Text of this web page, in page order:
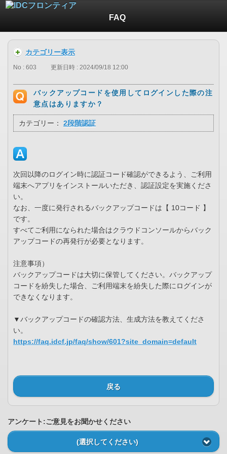
FAQ
カテゴリー表示
No : 603 更新日時 : 2024/09/18 12:00
バックアップコードを使用してログインした際の注
意点はありますか？
カテゴリー： 2段階認証
次回以降のログイン時に認証コード確認ができるよう、ご利用
端末へアプリをインストールいただき、認証設定を実施くださ
い。
なお、一度に発行されるバックアップコードは【 10コード 】
です。
すべてご利用になられた場合はクラウドコンソールからバック
アップコードの再発行が必要となります。
注意事項）
バックアップコードは大切に保管してください。バックアップ
コードを紛失した場合、ご利用端末を紛失した際にログインが
できなくなります。
▼バックアップコードの確認方法、生成方法を教えてくださ
い。
https://faq.idcf.jp/faq/show/601?site_domain=default
戻る
アンケート:ご意見をお聞かせください
(選択してください)